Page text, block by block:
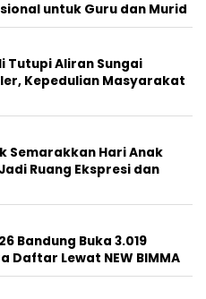
untuk Guru dan Murid
Tutupi Aliran Sungai
Kepedulian Masyarakat
Semarakkan Hari Anak
Ruang Ekspresi dan
Bandung Buka 3.019
Daftar Lewat NEW BIMMA